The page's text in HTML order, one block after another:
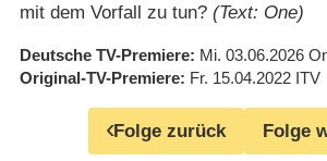
mit dem Vorfall zu tun? (Text: One)
Deutsche TV-Premiere Mi. 03.06.2026
Original-TV-Premiere Fr. 15.04.2022 ITV
Folge zurück Folge